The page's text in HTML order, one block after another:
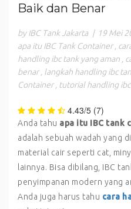
Baik dan Benar
by IBC Tank Jakarta | 19 Mei
apa itu IBC Tank Container
handling ibc tank yang aman
benar
langkah handling ibc
Container
tutorial handling
4.43/5 (7)
Anda tahu apa itu IBC tank
adalah sebuah wadah yang
material cair seperti cat,
lainnya. Bisa dibilang, IBC
penyimpanan modern yang
Anda juga harus tahu cara